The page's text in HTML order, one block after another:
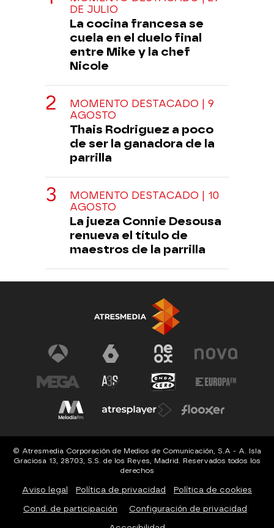
DE JULIO
La cocina francesa se
cuela en el duelo final
entre Mike y la chef
Nicole
MOMENTO DESTACADO | 9
AGOSTO
Thais Rodriguez a poco
de ser la ganadora de la
parrilla
MOMENTO DESTACADO | 10
AGOSTO
La jueza Connie Desousa
renueva el título de
maestros de la parrilla
© Atresmedia Corporación de Medios de Comunicación, S.A - A. Isla
Graciosa 13, 28703, S.S. de los Reyes, Madrid. Reservados todos los
derechos
Aviso legal Política de privacidad Política de cookies
Cond. de participación Configuración de privacidad